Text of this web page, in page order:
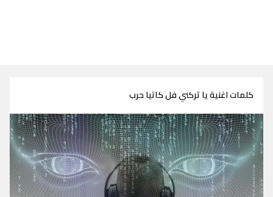
كلمات اغنية يا تركني فل كاتيا حرب